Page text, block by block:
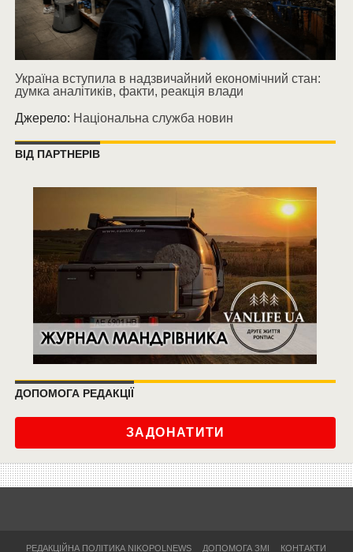
Україна вступила в надзвичайний економічний стан:
думка аналітиків, факти, реакція влади
Джерело: Національна служба новин
ВІД ПАРТНЕРІВ
ДОПОМОГА РЕДАКЦІЇ
ЗАДОНАТИТИ
РЕДАКЦІЙНА ПОЛІТИКА NIKOPOLNEWS ДОПОМОГА ЗМІ КОНТАКТИ